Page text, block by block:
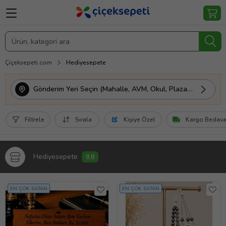
Çiçeksepeti.com Hediyesepete
Gönderim Yeri Seçin (Mahalle, AVM, Okul, Plaza vs.)
Filtrele Sırala Kişiye Özel Kargo Bedava
Hediyesepete 9,8
EN ÇOK SATAN EN ÇOK SATAN